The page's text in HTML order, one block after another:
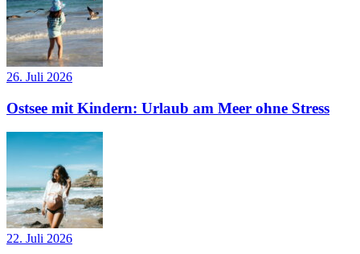
26. Juli 2026
Ostsee mit Kindern: Urlaub am Meer ohne Stress
22. Juli 2026